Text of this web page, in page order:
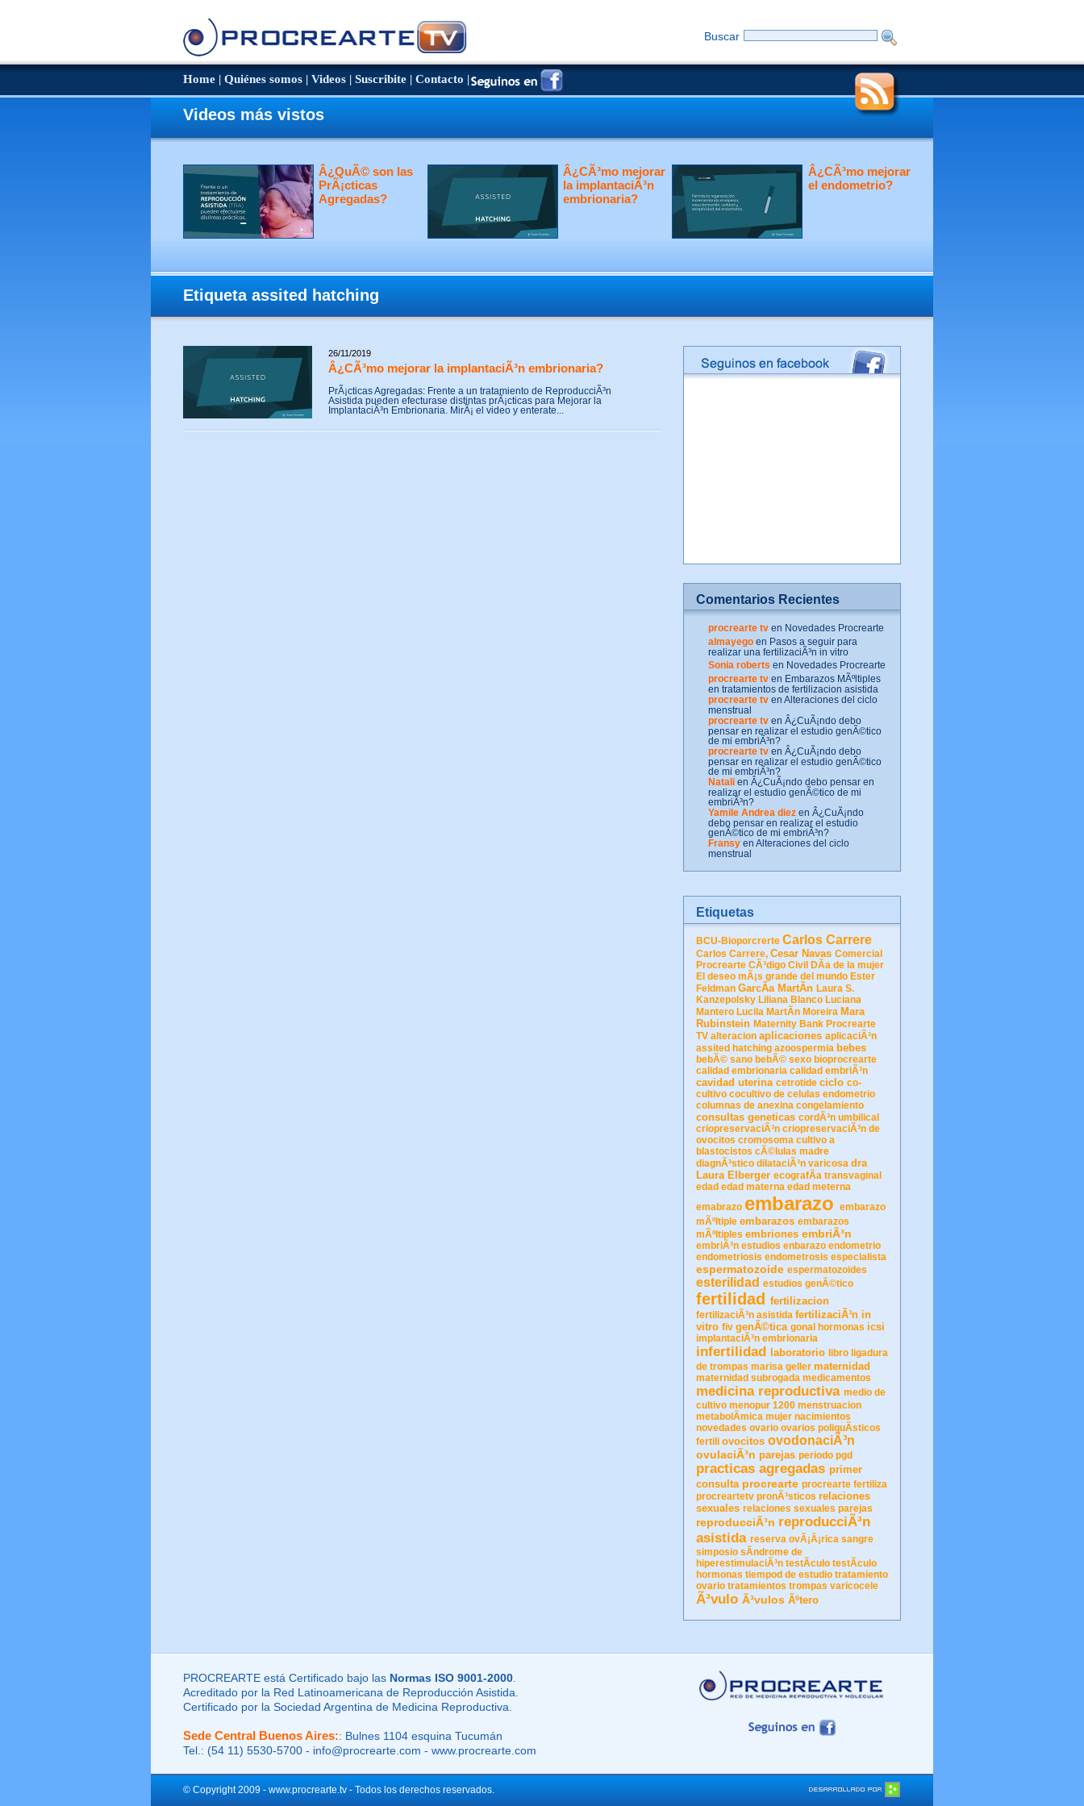
Buscar
Home | Quiénes somos | Videos | Suscribite | Contacto |
Videos más vistos
Â¿QuÃ© son las
PrÃ¡cticas
Agregadas?
Â¿CÃ³mo mejorar
la implantaciÃ³n
embrionaria?
Â¿CÃ³mo mejorar
el endometrio?
Etiqueta assited hatching
26/11/2019
Â¿CÃ³mo mejorar la implantaciÃ³n embrionaria?
PrÃ¡cticas Agregadas: Frente a un tratamiento de ReproducciÃ³n
Asistida pueden efecturase distintas prÃ¡cticas para Mejorar la
ImplantaciÃ³n Embrionaria. MirÃ¡ el video y enterate...
Comentarios Recientes
procrearte tv en Novedades Procrearte
almayego en Pasos a seguir para
realizar una fertilizaciÃ³n in vitro
Sonia roberts en Novedades Procrearte
procrearte tv en Embarazos MÃºltiples
en tratamientos de fertilizacion asistida
procrearte tv en Alteraciones del ciclo
menstrual
procrearte tv en Â¿CuÃ¡ndo debo
pensar en realizar el estudio genÃ©tico
de mi embriÃ³n?
procrearte tv en Â¿CuÃ¡ndo debo
pensar en realizar el estudio genÃ©tico
de mi embriÃ³n?
Natali en Â¿CuÃ¡ndo debo pensar en
realizar el estudio genÃ©tico de mi
embriÃ³n?
Yamile Andrea diez en Â¿CuÃ¡ndo
debo pensar en realizar el estudio
genÃ©tico de mi embriÃ³n?
Fransy en Alteraciones del ciclo
menstrual
Etiquetas
BCU-Bioporcrerte Carlos Carrere
Carlos Carrere, Cesar Navas Comercial
Procrearte CÃ³digo Civil DÃ­a de la mujer
El deseo mÃ¡s grande del mundo Ester
Feldman GarcÃ­a MartÃ­n Laura S.
Kanzepolsky Liliana Blanco Luciana
Mantero Lucila MartÃ­n Moreira Mara
Rubinstein Maternity Bank Procrearte
TV alteracion aplicaciones aplicaciÃ³n
assited hatching azoospermia bebes
bebÃ© sano bebÃ© sexo bioprocrearte
calidad embrionaria calidad embriÃ³n
cavidad uterina cetrotide ciclo co-
cultivo cocultivo de celulas endometrio
columnas de anexina congelamiento
consultas geneticas cordÃ³n umbilical
criopreservaciÃ³n criopreservaciÃ³n de
ovocitos cromosoma cultivo a
blastocistos cÃ©lulas madre
diagnÃ³stico dilataciÃ³n varicosa dra
Laura Elberger ecografÃ­a transvaginal
edad edad materna edad meterna
emabrazo embarazo embarazo
mÃºltiple embarazos embarazos
mÃºltiples embriones embriÃ³n
embriÃ³n estudios enbarazo endometrio
endometriosis endometrosis especialista
espermatozoide espermatozoides
esterilidad estudios genÃ©tico
fertilidad fertilizacion
fertilizaciÃ³n asistida fertilizaciÃ³n in
vitro fiv genÃ©tica gonal hormonas icsi
implantaciÃ³n embrionaria
infertilidad laboratorio libro ligadura
de trompas marisa geller maternidad
maternidad subrogada medicamentos
medicina reproductiva medio de
cultivo menopur 1200 menstruacion
metabolÃ­mica mujer nacimientos
novedades ovario ovarios poliquÃ­sticos
fertili ovocitos ovodonaciÃ³n
ovulaciÃ³n parejas periodo pgd
practicas agregadas primer
consulta procrearte procrearte fertiliza
procreartetv pronÃ³sticos relaciones
sexuales relaciones sexuales parejas
reproducciÃ³n reproducciÃ³n
asistida reserva ovÃ¡Â¡rica sangre
simposio sÃ­ndrome de
hiperestimulaciÃ³n testÃ­culo testÃ­culo
hormonas tiempod de estudio tratamiento
ovario tratamientos trompas varicocele
Ã³vulo Ã³vulos Ãºtero
PROCREARTE está Certificado bajo las Normas ISO 9001-2000
Acreditado por la Red Latinoamericana de Reproducción Asistida.
Certificado por la Sociedad Argentina de Medicina Reproductiva.
Sede Central Buenos Aires:: Bulnes 1104 esquina Tucumán
Tel.: (54 11) 5530-5700 - info@procrearte.com - www.procrearte.com
© Copyright 2009 - www.procrearte.tv - Todos los derechos reservados.